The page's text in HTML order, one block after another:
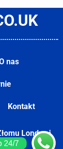
nas
Kontakt
Londyn i
24/7